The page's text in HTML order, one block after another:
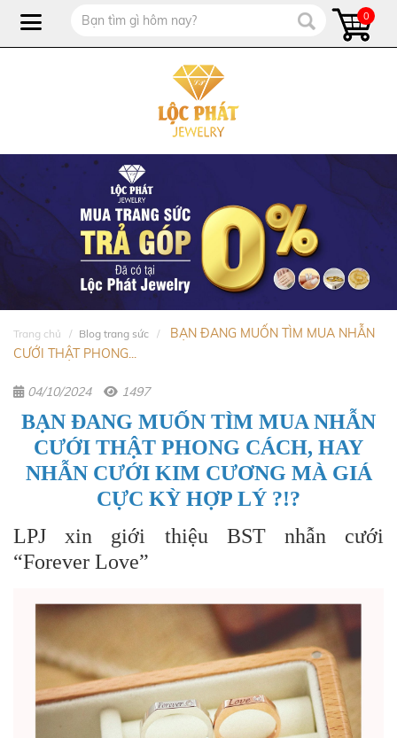
0
Trang chủ Blog trang sức
BẠN ĐANG MUỐN TÌM MUA NHẪN
CƯỚI THẬT PHONG...
04/10/2024 1497
BẠN ĐANG MUỐN TÌM MUA NHẪN
CƯỚI THẬT PHONG CÁCH, HAY
NHẪN CƯỚI KIM CƯƠNG MÀ GIÁ
CỰC KỲ HỢP LÝ ?!?
LPJ xin giới thiệu BST nhẫn cưới
“Forever Love”